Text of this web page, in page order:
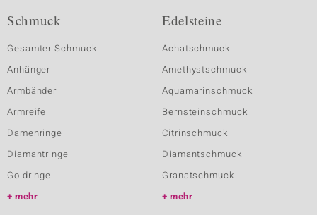
Schmuck
Gesamter Schmuck
Anhänger
Armbänder
Armreife
Damenringe
Diamantringe
Goldringe
mehr
Edelsteine
Achatschmuck
Amethystschmuck
Aquamarinschmuck
Bernsteinschmuck
Citrinschmuck
Diamantschmuck
Granatschmuck
mehr